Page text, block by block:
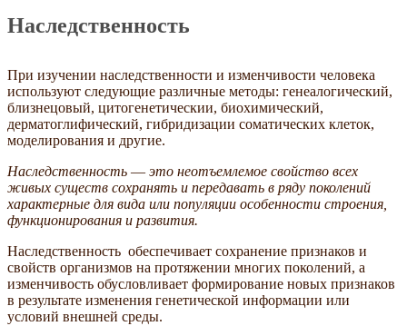
Наследственность
При изучении наследственности и изменчивости человека
используют следующие различные методы: генеалогический,
близнецовый, цитогенетическии, биохимический,
дерматоглифический, гибридизации соматических клеток,
моделирования и другие.
Наследственность — это неотъемлемое свойство всех
живых существ сохранять и передавать в ряду поколений
характерные для вида или популяции особенности строения,
функционирования и развития.
Наследственность обеспечивает сохранение признаков и
свойств организмов на протяжении многих поколений, а
изменчивость обусловливает формирование новых признаков
в результате изменения генетической информации или
условий внешней среды.